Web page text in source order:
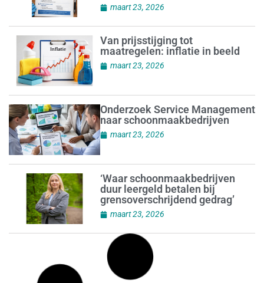
maart 23, 2026
Van prijsstijging tot
maatregelen: inflatie in beeld
maart 23, 2026
Onderzoek Service Management
naar schoonmaakbedrijven
maart 23, 2026
‘Waar schoonmaakbedrijven
duur leergeld betalen bij
grensoverschrijdend gedrag’
maart 23, 2026
Cleaning Service 2001 schakelt
snel
maart 23, 2026